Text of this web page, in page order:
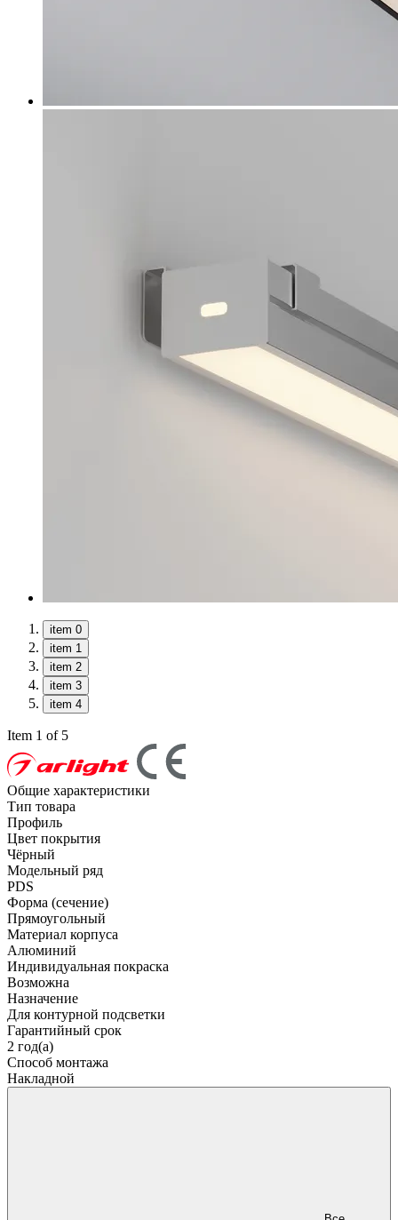
item 0
item 1
item 2
item 3
item 4
Item 1 of 5
Общие характеристики
Тип товара
Профиль
Цвет покрытия
Чёрный
Модельный ряд
PDS
Форма (сечение)
Прямоугольный
Материал корпуса
Алюминий
Индивидуальная покраска
Возможна
Назначение
Для контурной подсветки
Гарантийный срок
2 год(а)
Способ монтажа
Накладной